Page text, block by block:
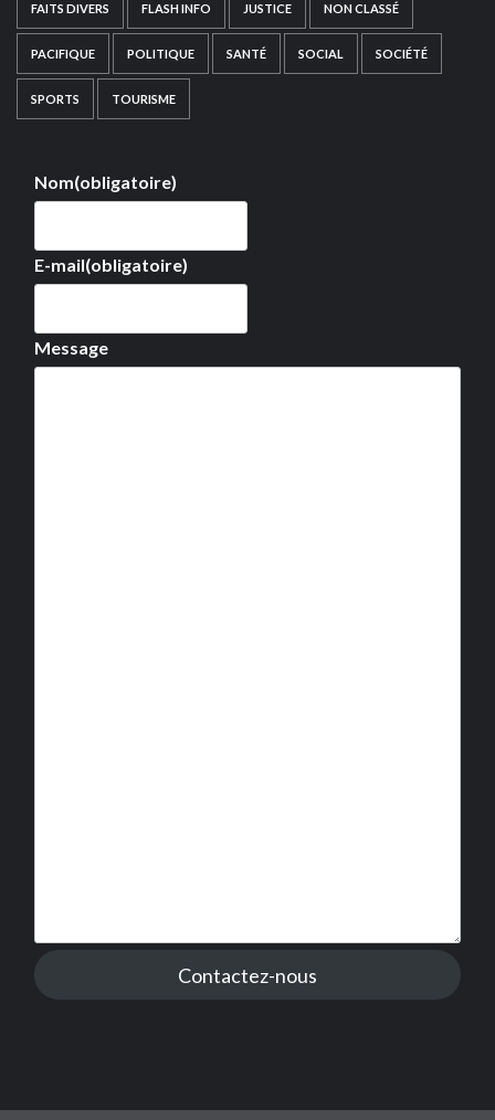
FAITS DIVERS FLASH INFO JUSTICE NON CLASSÉ
PACIFIQUE POLITIQUE SANTÉ SOCIAL SOCIÉTÉ
SPORTS TOURISME
Nom(obligatoire)
E-mail(obligatoire)
Message
Contactez-nous